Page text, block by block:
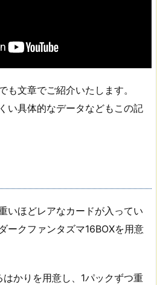
も文章でご紹介いたします。
い具体的なデータなどもこの記
いほどレアなカードが入ってい
ークファンタズマ16BOXを用意
かりを用意し、1パックずつ重